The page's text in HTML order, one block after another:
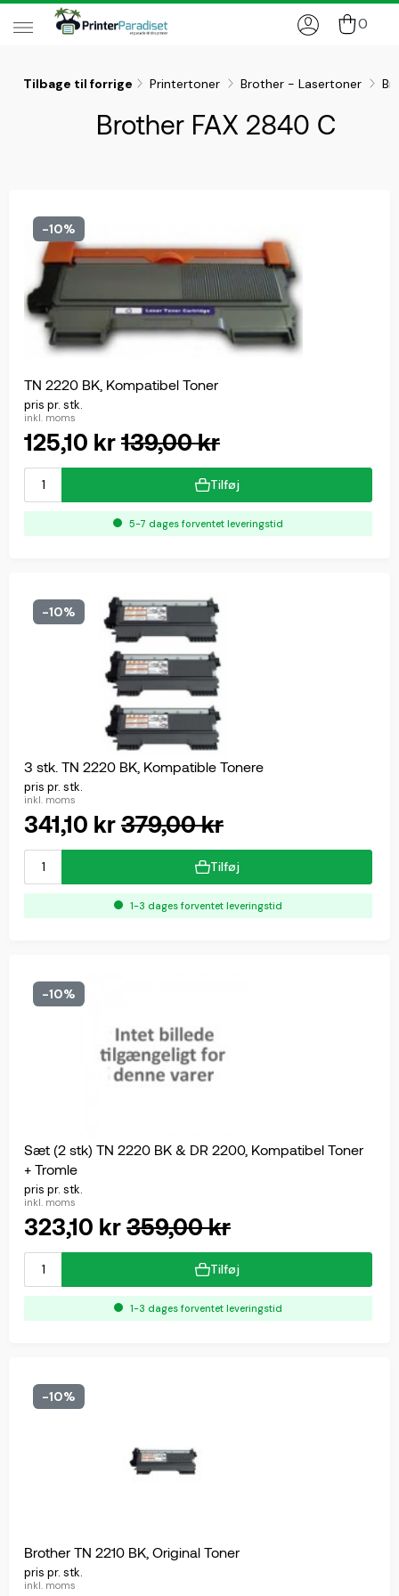
0
Tilbage til forrige Printertoner Brother - Lasertoner
Brother FAX 2840 C
-10%
TN 2220 BK, Kompatibel Toner
pris pr. stk.
inkl. moms
125,10 kr139,00 kr
Tilføj
5-7 dages forventet leveringstid
-10%
3 stk. TN 2220 BK, Kompatible Tonere
pris pr. stk.
inkl. moms
341,10 kr379,00 kr
Tilføj
1-3 dages forventet leveringstid
-10%
Sæt (2 stk) TN 2220 BK & DR 2200, Kompatibel Toner
+ Tromle
pris pr. stk.
inkl. moms
323,10 kr359,00 kr
Tilføj
1-3 dages forventet leveringstid
-10%
Brother TN 2210 BK, Original Toner
pris pr. stk.
inkl. moms